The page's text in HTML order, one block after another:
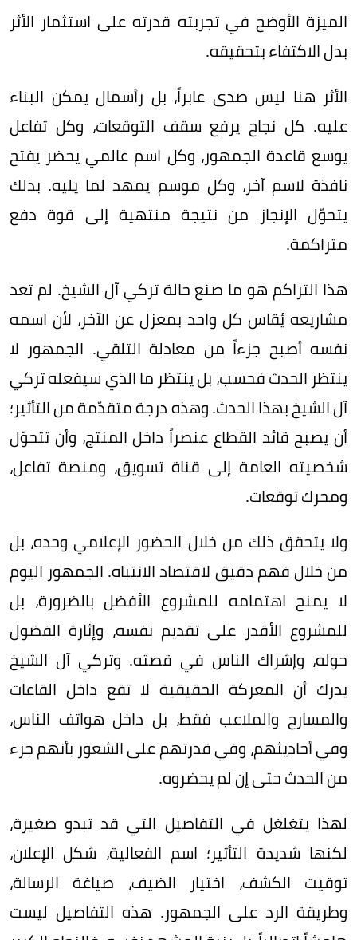
الميزة الأوضح في تجربته قدرته على استثمار الأثر
بدل الاكتفاء بتحقيقه.
الأثر هنا ليس صدى عابراً، بل رأسمال يمكن البناء
عليه. كل نجاح يرفع سقف التوقعات، وكل تفاعل
يوسع قاعدة الجمهور، وكل اسم عالمي يحضر يفتح
نافذة لاسم آخر، وكل موسم يمهد لما يليه. بذلك
يتحوّل الإنجاز من نتيجة منتهية إلى قوة دفع
متراكمة.
هذا التراكم هو ما صنع حالة تركي آل الشيخ. لم تعد
مشاريعه يُقاس كل واحد بمعزل عن الآخر، لأن اسمه
نفسه أصبح جزءاً من معادلة التلقي. الجمهور لا
ينتظر الحدث فحسب، بل ينتظر ما الذي سيفعله تركي
آل الشيخ بهذا الحدث. وهذه درجة متقدّمة من التأثير؛
أن يصبح قائد القطاع عنصراً داخل المنتج، وأن تتحوّل
شخصيته العامة إلى قناة تسويق، ومنصة تفاعل،
ومحرك توقعات.
ولا يتحقق ذلك من خلال الحضور الإعلامي وحده، بل
من خلال فهم دقيق لاقتصاد الانتباه. الجمهور اليوم
لا يمنح اهتمامه للمشروع الأفضل بالضرورة، بل
للمشروع الأقدر على تقديم نفسه، وإثارة الفضول
حوله، وإشراك الناس في قصته. وتركي آل الشيخ
يدرك أن المعركة الحقيقية لا تقع داخل القاعات
والمسارح والملاعب فقط، بل داخل هواتف الناس،
وفي أحاديثهم، وفي قدرتهم على الشعور بأنهم جزء
من الحدث حتى إن لم يحضروه.
لهذا يتغلغل في التفاصيل التي قد تبدو صغيرة،
لكنها شديدة التأثير؛ اسم الفعالية، شكل الإعلان،
توقيت الكشف، اختيار الضيف، صياغة الرسالة،
وطريقة الرد على الجمهور. هذه التفاصيل ليست